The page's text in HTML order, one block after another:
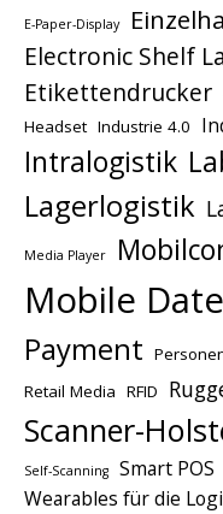
E-Paper-Display
Electronic Shelf
Etikettendrucker
Headset Industrie 4.0
Intralogistik
Lagerlogistik
Media Player
Mobile
Payment
Retail Media RFID
Scanner-
Self-Scanning Smart POS
Wearables für die